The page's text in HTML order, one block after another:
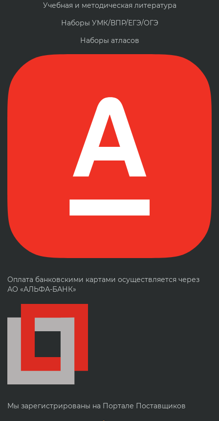
Учебная и методическая литература
Наборы УМК/ВПР/ЕГЭ/ОГЭ
Наборы атласов
Оплата банковскими картами осуществляется через
АО «АЛЬФА-БАНК»
Мы зарегистрированы на Портале Поставщиков